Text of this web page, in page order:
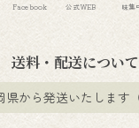
Facebook 公式WEB 味集
送料・配送について
県から発送いたします